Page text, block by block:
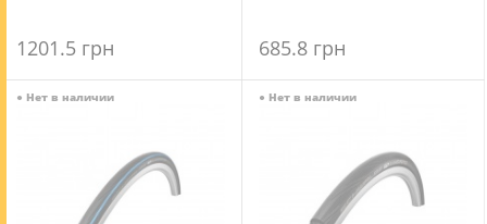
1201.5 грн 685.8 грн
● Нет в наличии ● Нет в наличии